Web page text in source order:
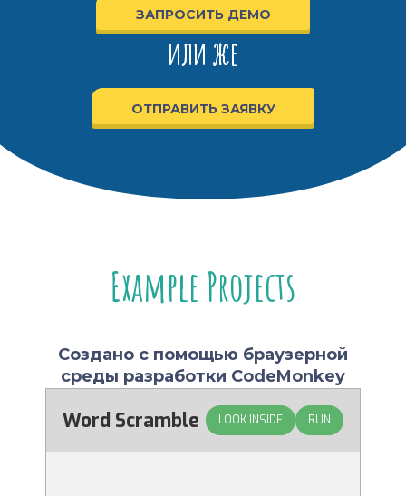
ЗАПРОСИТЬ ДЕМО
или же
ОТПРАВИТЬ ЗАЯВКУ
Example Projects
Создано с помощью браузерной
среды разработки CodeMonkey